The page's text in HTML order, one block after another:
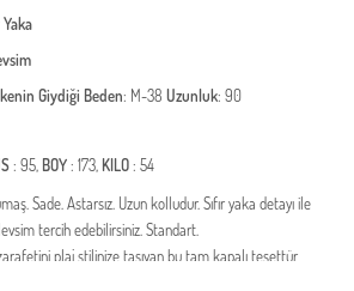
Yaka
Giydiği Beden: M-38 Uzunluk: 90
: 95, BOY: 173, KILO: 54
Sade. Astarsız. Uzun kolludur. Sıfır yaka detayı ile
tercih edebilirsiniz. Standart.
plaj stilinize taşıyan bu tam kapalı tesettür
bir görünüm sunar. Dört parçadan oluşan set; tunik,